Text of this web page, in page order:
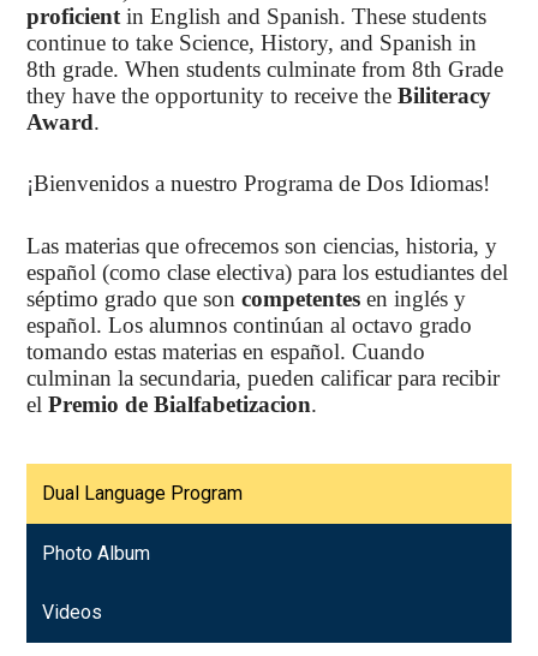
proficientin English and Spanish. These students
continue to take Science, History, and Spanish in
8th grade. When students culminate from 8th Grade
they have the opportunity to receive theBiliteracy
Award.
¡Bienvenidos a nuestro Programa de Dos Idiomas!
Las materias que ofrecemos son ciencias, historia, y
español (como clase electiva) para los estudiantes del
séptimo grado que soncompetentes en inglés y
español. Los alumnos continúan al octavo grado
tomando estas materias en español. Cuando
culminan la secundaria, pueden calificar para recibir
elPremio de Bialfabetizacion.
Dual Language Program
Photo Album
Videos